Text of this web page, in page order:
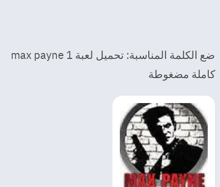
ضع الكلمة المناسبة: تحميل لعبة max payne 1
كاملة مضغوطة